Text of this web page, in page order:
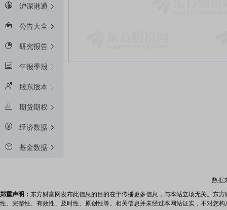
沪深港通
公告大全
研究报告
年报季报
股东股本
期货期权
经济数据
基金数据
数据
郑重声明： 东方财富网发布此信息的目的在于传播更多信息，与本站立场无关。东
性、完整性、有效性、及时性、原创性等。相关信息并未经过本网站证实，不对您